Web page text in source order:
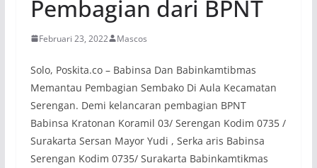
Pembagian dari BPNT
Februari 23, 2022 Mascos
Solo, Poskita.co – Babinsa Dan Babinkamtibmas
Memantau Pembagian Sembako Di Aula Kecamatan
Serengan. Demi kelancaran pembagian BPNT
Babinsa Kratonan Koramil 03/ Serengan Kodim 0735 /
Surakarta Sersan Mayor Yudi , Serka aris Babinsa
Serengan Kodim 0735/ Surakarta Babinkamtikmas